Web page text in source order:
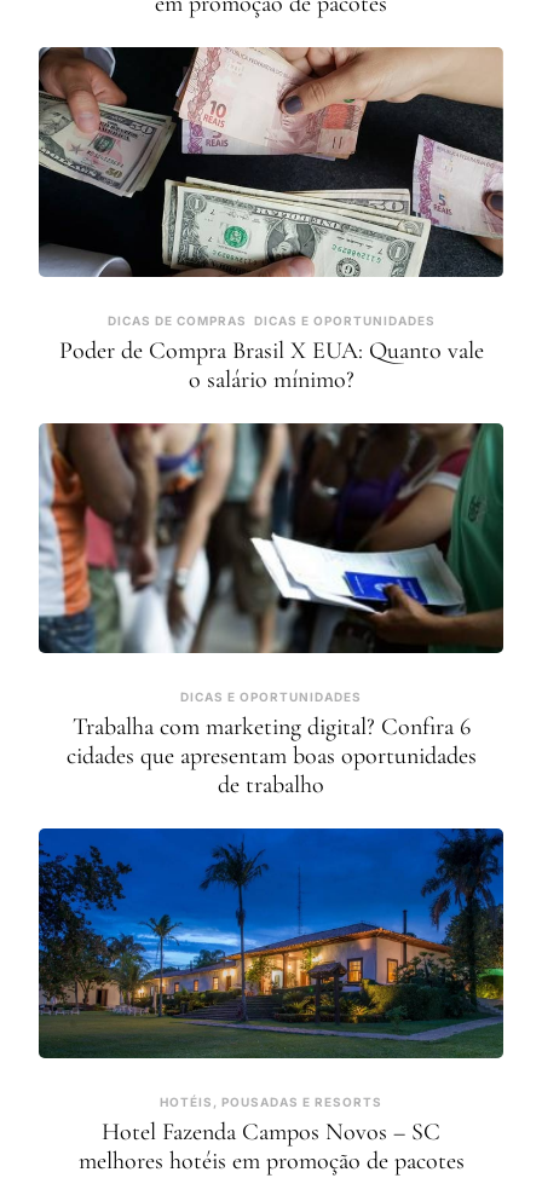
DICAS DE COMPRAS DICAS E OPORTUNIDADES
Poder de Compra Brasil X EUA: Quanto vale
o salário mínimo?
DICAS E OPORTUNIDADES
Trabalha com marketing digital? Confira 6
cidades que apresentam boas oportunidades
de trabalho
HOTÉIS, POUSADAS E RESORTS
Hotel Fazenda Campos Novos – SC
melhores hotéis em promoção de pacotes